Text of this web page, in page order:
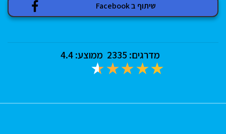
שיתוף ב Facebook
מדרגים: 2335 ממוצע:4.4